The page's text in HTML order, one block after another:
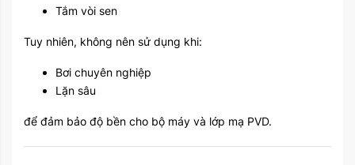
Tắm vòi sen
Tuy nhiên, không nên sử dụng khi:
Bơi chuyên nghiệp
Lặn sâu
để đảm bảo độ bền cho bộ máy và lớp mạ PVD.